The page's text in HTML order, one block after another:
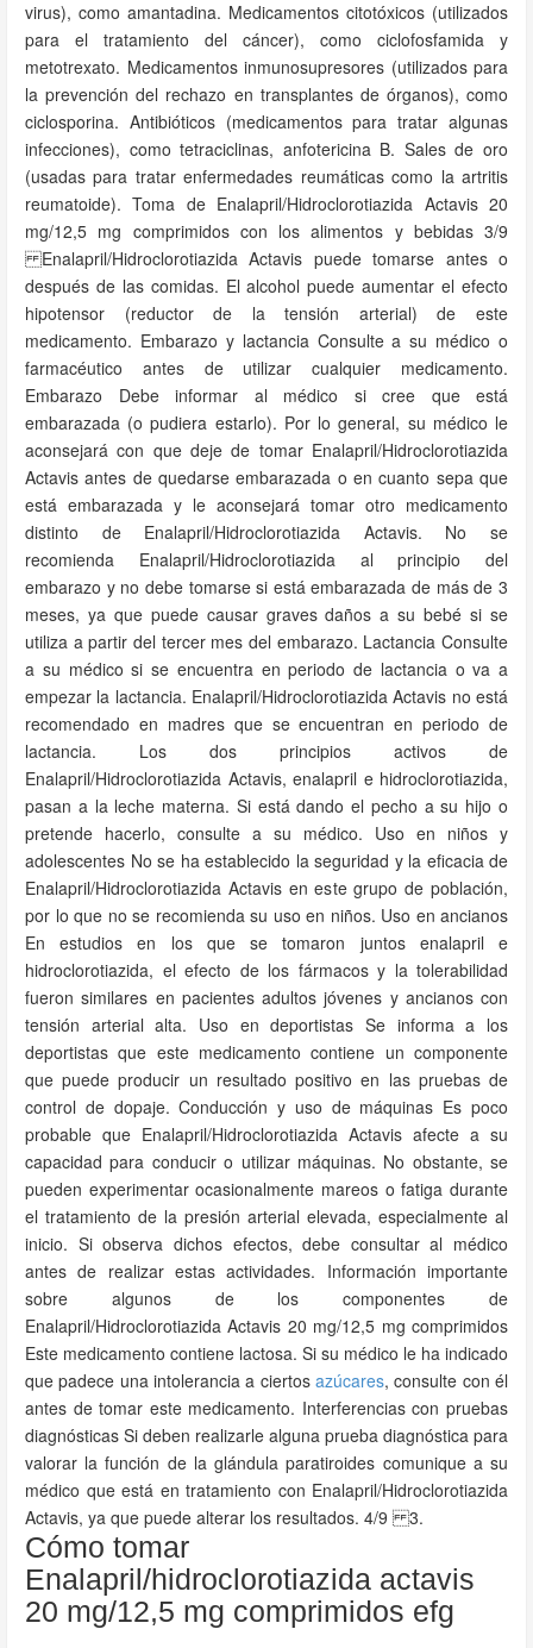
virus), como amantadina. Medicamentos citotóxicos (utilizados
para el tratamiento del cáncer), como ciclofosfamida y
metotrexato. Medicamentos inmunosupresores (utilizados para
la prevención del rechazo en transplantes de órganos), como
ciclosporina. Antibióticos (medicamentos para tratar algunas
infecciones), como tetraciclinas, anfotericina B. Sales de oro
(usadas para tratar enfermedades reumáticas como la artritis
reumatoide). Toma de Enalapril/Hidroclorotiazida Actavis 20
mg/12,5 mg comprimidos con los alimentos y bebidas 3/9
Enalapril/Hidroclorotiazida Actavis puede tomarse antes o
después de las comidas. El alcohol puede aumentar el efecto
hipotensor (reductor de la tensión arterial) de este
medicamento. Embarazo y lactancia Consulte a su médico o
farmacéutico antes de utilizar cualquier medicamento.
Embarazo Debe informar al médico si cree que está
embarazada (o pudiera estarlo). Por lo general, su médico le
aconsejará con que deje de tomar Enalapril/Hidroclorotiazida
Actavis antes de quedarse embarazada o en cuanto sepa que
está embarazada y le aconsejará tomar otro medicamento
distinto de Enalapril/Hidroclorotiazida Actavis. No se
recomienda Enalapril/Hidroclorotiazida al principio del
embarazo y no debe tomarse si está embarazada de más de 3
meses, ya que puede causar graves daños a su bebé si se
utiliza a partir del tercer mes del embarazo. Lactancia Consulte
a su médico si se encuentra en periodo de lactancia o va a
empezar la lactancia. Enalapril/Hidroclorotiazida Actavis no está
recomendado en madres que se encuentran en periodo de
lactancia. Los dos principios activos de
Enalapril/Hidroclorotiazida Actavis, enalapril e hidroclorotiazida,
pasan a la leche materna. Si está dando el pecho a su hijo o
pretende hacerlo, consulte a su médico. Uso en niños y
adolescentes No se ha establecido la seguridad y la eficacia de
Enalapril/Hidroclorotiazida Actavis en este grupo de población,
por lo que no se recomienda su uso en niños. Uso en ancianos
En estudios en los que se tomaron juntos enalapril e
hidroclorotiazida, el efecto de los fármacos y la tolerabilidad
fueron similares en pacientes adultos jóvenes y ancianos con
tensión arterial alta. Uso en deportistas Se informa a los
deportistas que este medicamento contiene un componente
que puede producir un resultado positivo en las pruebas de
control de dopaje. Conducción y uso de máquinas Es poco
probable que Enalapril/Hidroclorotiazida Actavis afecte a su
capacidad para conducir o utilizar máquinas. No obstante, se
pueden experimentar ocasionalmente mareos o fatiga durante
el tratamiento de la presión arterial elevada, especialmente al
inicio. Si observa dichos efectos, debe consultar al médico
antes de realizar estas actividades. Información importante
sobre algunos de los componentes de
Enalapril/Hidroclorotiazida Actavis 20 mg/12,5 mg comprimidos
Este medicamento contiene lactosa. Si su médico le ha indicado
que padece una intolerancia a ciertos azúcares, consulte con él
antes de tomar este medicamento. Interferencias con pruebas
diagnósticas Si deben realizarle alguna prueba diagnóstica para
valorar la función de la glándula paratiroides comunique a su
médico que está en tratamiento con Enalapril/Hidroclorotiazida
Actavis, ya que puede alterar los resultados. 4/9 3.
Cómo tomar
Enalapril/hidroclorotiazida actavis
20 mg/12,5 mg comprimidos efg